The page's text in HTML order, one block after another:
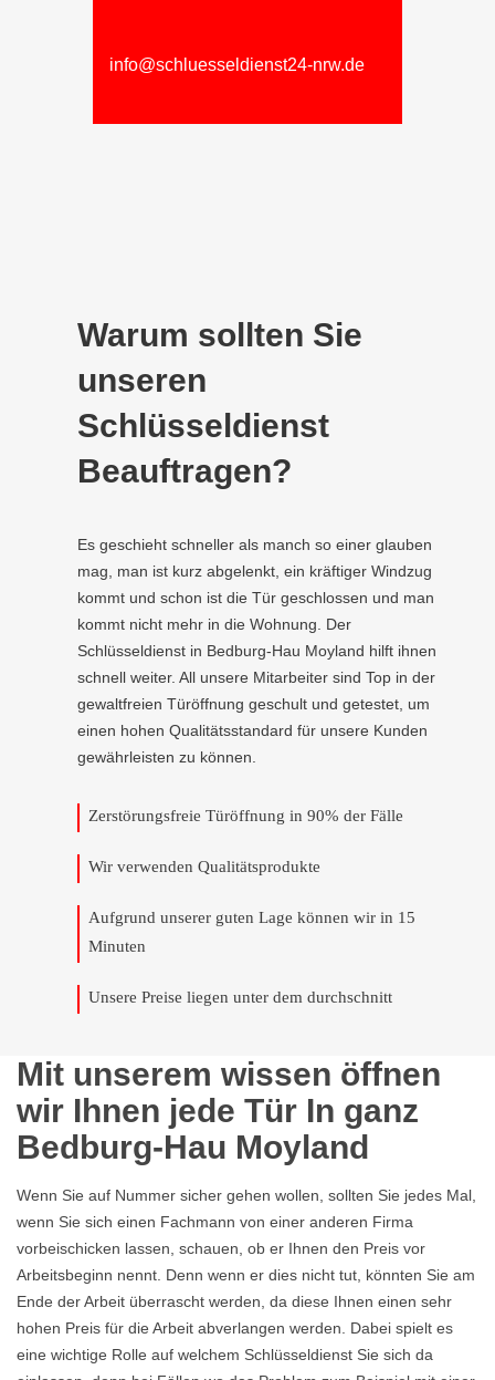
info@schluesseldienst24-nrw.de
Warum sollten Sie
unseren
Schlüsseldienst
Beauftragen?
Es geschieht schneller als manch so einer glauben
mag, man ist kurz abgelenkt, ein kräftiger Windzug
kommt und schon ist die Tür geschlossen und man
kommt nicht mehr in die Wohnung. Der
Schlüsseldienst in Bedburg-Hau Moyland hilft ihnen
schnell weiter. All unsere Mitarbeiter sind Top in der
gewaltfreien Türöffnung geschult und getestet, um
einen hohen Qualitätsstandard für unsere Kunden
gewährleisten zu können.
Zerstörungsfreie Türöffnung in 90% der Fälle
Wir verwenden Qualitätsprodukte
Aufgrund unserer guten Lage können wir in 15
Minuten
Unsere Preise liegen unter dem durchschnitt
Mit unserem wissen öffnen
wir Ihnen jede Tür In ganz
Bedburg-Hau Moyland
Wenn Sie auf Nummer sicher gehen wollen, sollten Sie jedes Mal,
wenn Sie sich einen Fachmann von einer anderen Firma
vorbeischicken lassen, schauen, ob er Ihnen den Preis vor
Arbeitsbeginn nennt. Denn wenn er dies nicht tut, könnten Sie am
Ende der Arbeit überrascht werden, da diese Ihnen einen sehr
hohen Preis für die Arbeit abverlangen werden. Dabei spielt es
eine wichtige Rolle auf welchem Schlüsseldienst Sie sich da